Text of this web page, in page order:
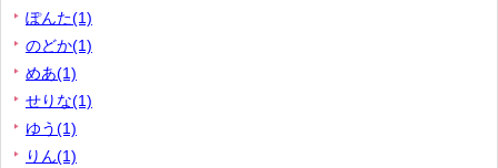
ぽんた(1)
のどか(1)
めあ(1)
せりな(1)
ゆう(1)
りん(1)